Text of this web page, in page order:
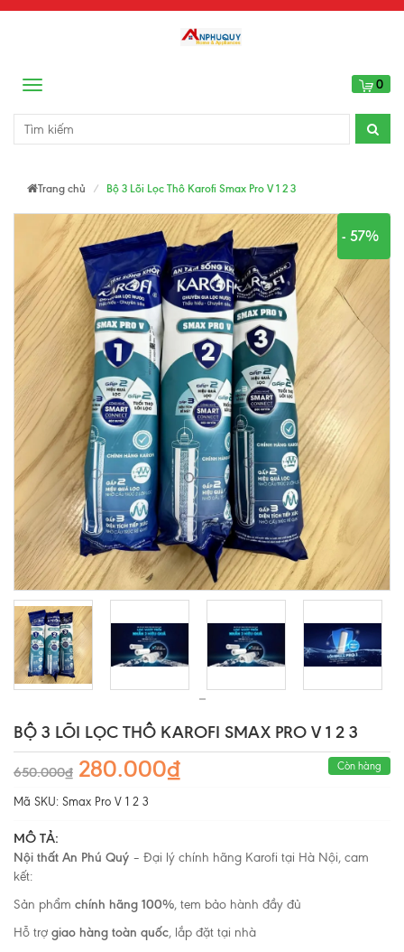
Menu 0
Trang chủ Bộ 3 Lõi Lọc Thô Karofi Smax Pro V 1 2 3
- 57%
BỘ 3 LÕI LỌC THÔ KAROFI SMAX PRO V 1 2 3
650.000₫ 280.000₫ Còn hàng
Mã SKU: Smax Pro V 1 2 3
MÔ TẢ:
Nội thất An Phú Quý – Đại lý chính hãng Karofi tại Hà Nội, cam
kết:
Sản phẩm chính hãng 100%, tem bảo hành đầy đủ
Hỗ trợ giao hàng toàn quốc, lắp đặt tại nhà